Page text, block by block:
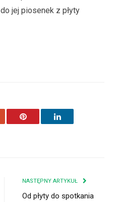
jej piosenek z płyty
Pinterest LinkedIn
NASTĘPNY ARTYKUŁ
Od płyty do spotkania